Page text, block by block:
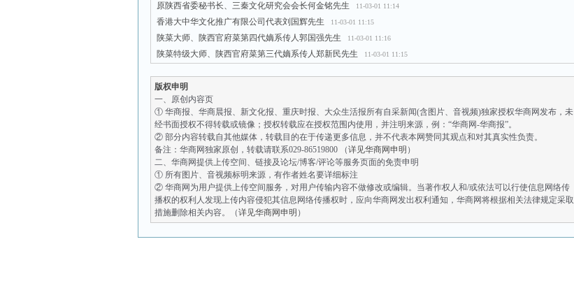
原陕西省委秘书长、三秦文化研究会会长何金铭先生
11-03-01 11:14
香港大中华文化推广有限公司代表刘国辉先生 11-03-01 11:15
陕菜大师、陕西官府菜第四代嫡系传人郭国强先生 11-03-01 11:16
陕菜特级大师、陕西官府菜第三代嫡系传人郑新民先生 11-03-01 11:15
版权申明
一、原创内容页
① 华商报、华商晨报、新文化报、重庆时报、大众生活报所有自采新闻(含图片、音视频)独家授权华商网发布，未
经书面授权不得转载或镜像；授权转载应在授权范围内使用，并注明来源，例：“华商网-华商报”。
② 部分内容转载自其他媒体，转载目的在于传递更多信息，并不代表本网赞同其观点和对其真实性负责。
备注：华商网独家原创，转载请联系029-86519800 （详见华商网申明 ）
二、华商网提供上传空间、链接及论坛/博客/评论等服务页面的免责申明
① 所有图片、音视频标明来源，有作者姓名要详细标注
② 华商网为用户提供上传空间服务，对用户传输内容不做修改或编辑。当著作权人和/或依法可以行使信息网络传
播权的权利人发现上传内容侵犯其信息网络传播权时，应向华商网发出权利通知，华商网将根据相关法律规定采取
措施删除相关内容。（详见华商网申明 ）